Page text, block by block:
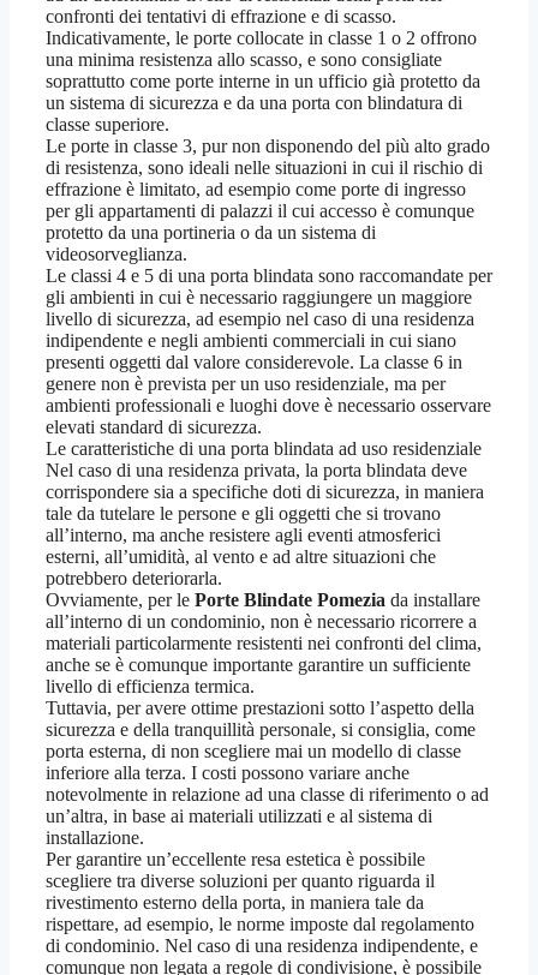
confronti dei tentativi di effrazione e di scasso.
Indicativamente, le porte collocate in classe 1 o 2 offrono
una minima resistenza allo scasso, e sono consigliate
soprattutto come porte interne in un ufficio già protetto da
un sistema di sicurezza e da una porta con blindatura di
classe superiore.
Le porte in classe 3, pur non disponendo del più alto grado
di resistenza, sono ideali nelle situazioni in cui il rischio di
effrazione è limitato, ad esempio come porte di ingresso
per gli appartamenti di palazzi il cui accesso è comunque
protetto da una portineria o da un sistema di
videosorveglianza.
Le classi 4 e 5 di una porta blindata sono raccomandate per
gli ambienti in cui è necessario raggiungere un maggiore
livello di sicurezza, ad esempio nel caso di una residenza
indipendente e negli ambienti commerciali in cui siano
presenti oggetti dal valore considerevole. La classe 6 in
genere non è prevista per un uso residenziale, ma per
ambienti professionali e luoghi dove è necessario osservare
elevati standard di sicurezza.
Le caratteristiche di una porta blindata ad uso residenziale
Nel caso di una residenza privata, la porta blindata deve
corrispondere sia a specifiche doti di sicurezza, in maniera
tale da tutelare le persone e gli oggetti che si trovano
all’interno, ma anche resistere agli eventi atmosferici
esterni, all’umidità, al vento e ad altre situazioni che
potrebbero deteriorarla.
Ovviamente, per le Porte Blindate Pomezia da installare
all’interno di un condominio, non è necessario ricorrere a
materiali particolarmente resistenti nei confronti del clima,
anche se è comunque importante garantire un sufficiente
livello di efficienza termica.
Tuttavia, per avere ottime prestazioni sotto l’aspetto della
sicurezza e della tranquillità personale, si consiglia, come
porta esterna, di non scegliere mai un modello di classe
inferiore alla terza. I costi possono variare anche
notevolmente in relazione ad una classe di riferimento o ad
un’altra, in base ai materiali utilizzati e al sistema di
installazione.
Per garantire un’eccellente resa estetica è possibile
scegliere tra diverse soluzioni per quanto riguarda il
rivestimento esterno della porta, in maniera tale da
rispettare, ad esempio, le norme imposte dal regolamento
di condominio. Nel caso di una residenza indipendente, e
comunque non legata a regole di condivisione, è possibile